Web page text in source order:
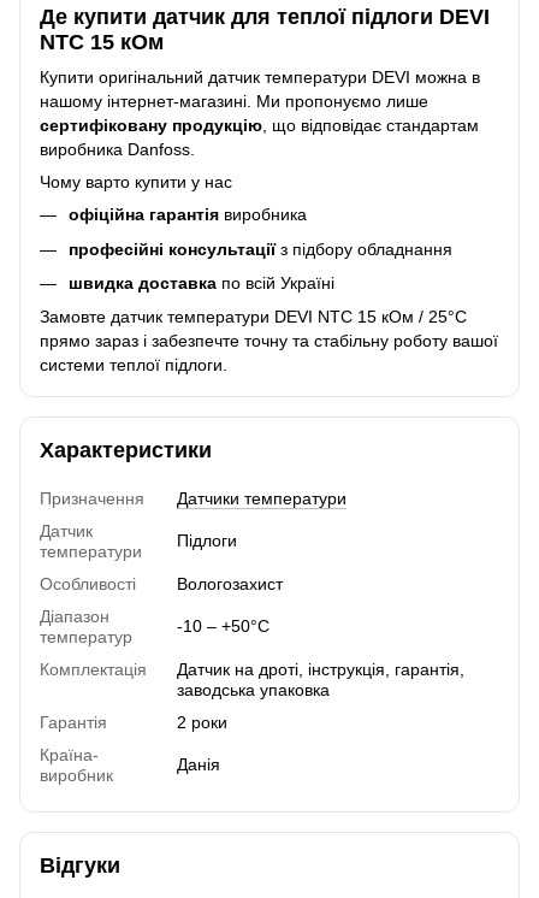
Де купити датчик для теплої підлоги DEVI
NTC 15 кОм
Купити оригінальний датчик температури DEVI можна в
нашому інтернет-магазині. Ми пропонуємо лише
сертифіковану продукцію, що відповідає стандартам
виробника Danfoss.
Чому варто купити у нас
офіційна гарантія виробника
професійні консультаціїз підбору обладнання
швидка доставка по всій Україні
Замовте датчик температури DEVI NTC 15 кОм / 25°C
прямо зараз і забезпечте точну та стабільну роботу вашої
системи теплої підлоги.
Характеристики
Призначення
Датчики температури
Датчик
температури
Підлоги
Особливості
Вологозахист
Діапазон
температур
-10 – +50°C
Комплектація
Датчик на дроті, інструкція, гарантія,
заводська упаковка
Гарантія
2 роки
Країна-
виробник
Данія
Відгуки